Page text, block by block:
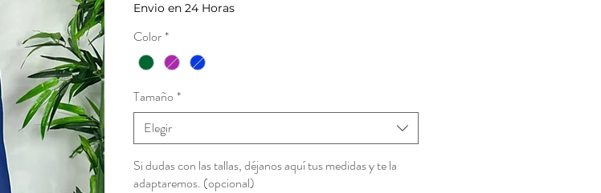
Envio en 24 Horas
Color*
Tamaño *
Elegir
Si dudas con las tallas, déjanos aquí tus medidas y te la
adaptaremos. (opcional)